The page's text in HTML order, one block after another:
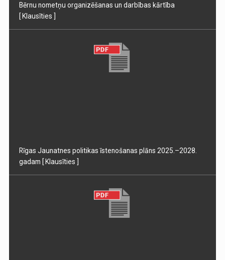
Bērnu nometņu organizēšanas un darbības kārtība
[ Klausīties ]
Rīgas Jaunatnes politikas īstenošanas plāns 2025.–2028.
gadam [ Klausīties ]